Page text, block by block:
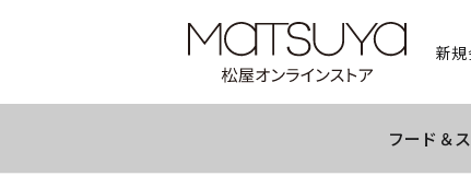
新
フード＆